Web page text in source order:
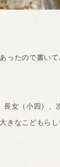
ったので書いて
女（小四）、
きなこどもらし